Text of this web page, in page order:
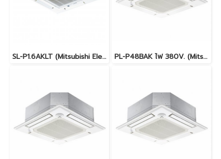
SL-P1.6AKLT (Mitsubishi Electric Mr.Slim) Cassette Type รุ่นฝังในฝ้าเพดานกระจายลม 4 ทิศทาง ระบบ Fixspeed น้ำยา R410A พร้อมบริการติดตั้ง PL-P48BAK ไฟ 380V. (Mitsubishi Electric Mr.Slim) Cassette Type รุ่นฝังในฝ้าเพดานกระจายลม 4 ทิศทาง ระบบ Fixspeed น้ำยา R410A พร้อมบริการติดตั้ง